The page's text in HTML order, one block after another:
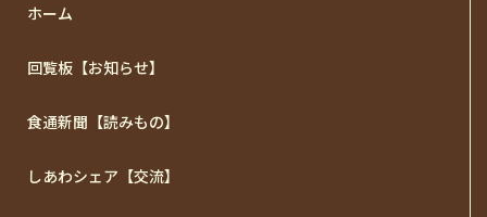
ホーム
回覧板【お知らせ】
食通新聞【読みもの】
しあわシェア【交流】